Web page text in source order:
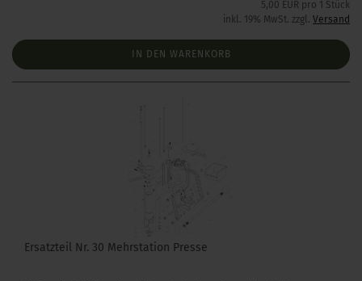
5,00 EUR pro 1 Stück
inkl. 19% MwSt. zzgl. Versand
IN DEN WARENKORB
Ersatzteil Nr. 30 Mehrstation Presse